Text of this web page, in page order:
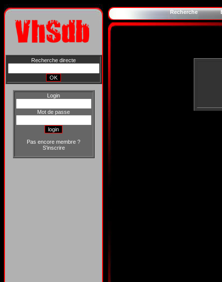
Recherche directe
Login
Mot de passe
Pas encore membre ?
S'inscrire
Recherche